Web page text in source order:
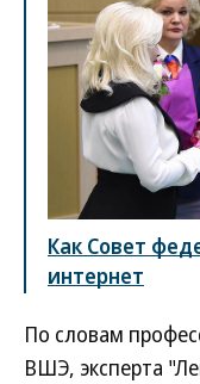
Как Совет
интернет
По словам
ВШЭ, эксперта